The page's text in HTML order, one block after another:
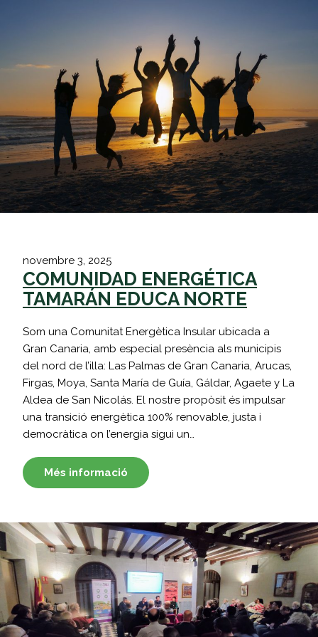
novembre 3, 2025
COMUNIDAD ENERGÉTICA
TAMARÁN EDUCA NORTE
Som una Comunitat Energètica Insular ubicada a
Gran Canaria, amb especial presència als municipis
del nord de l’illa: Las Palmas de Gran Canaria, Arucas,
Firgas, Moya, Santa María de Guía, Gáldar, Agaete y La
Aldea de San Nicolás. El nostre propòsit és impulsar
una transició energètica 100% renovable, justa i
democràtica on l’energia sigui un…
Més informació